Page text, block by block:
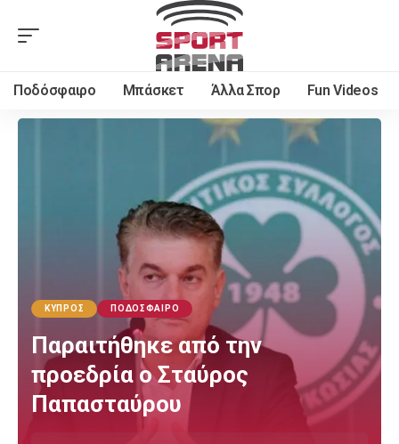
Ποδόσφαιρο Μπάσκετ Άλλα Σπορ Fun Videos
ΚΎΠΡΟΣ ΠΟΔΌΣΦΑΙΡΟ
Παραιτήθηκε από την
προεδρία ο Σταύρος
Παπασταύρου